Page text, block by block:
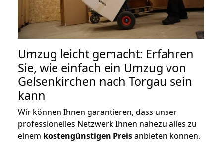
Umzug leicht gemacht: Erfahren
Sie, wie einfach ein Umzug von
Gelsenkirchen nach Torgau sein
kann
Wir können Ihnen garantieren, dass unser
professionelles Netzwerk Ihnen nahezu alles zu
einem kostengünstigen Preisanbieten können.